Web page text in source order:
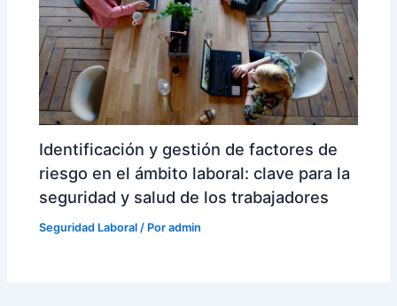
Identificación y gestión de factores de
riesgo en el ámbito laboral: clave para la
seguridad y salud de los trabajadores
Seguridad Laboral / Poradmin